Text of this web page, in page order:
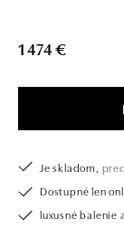
1 474 €
Je skladom,
Dostupné len
luxusné balenie